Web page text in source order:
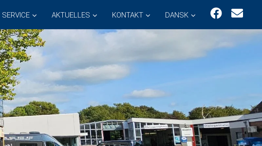
SERVICE AKTUELLES KONTAKT DANSK